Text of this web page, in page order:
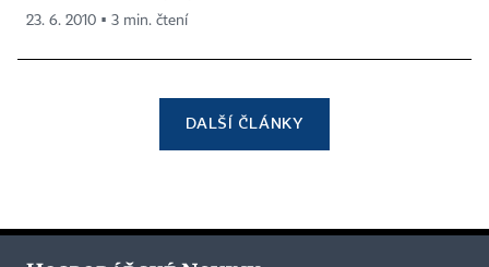
23. 6. 2010 ▪ 3 min. čtení
DALŠÍ ČLÁNKY